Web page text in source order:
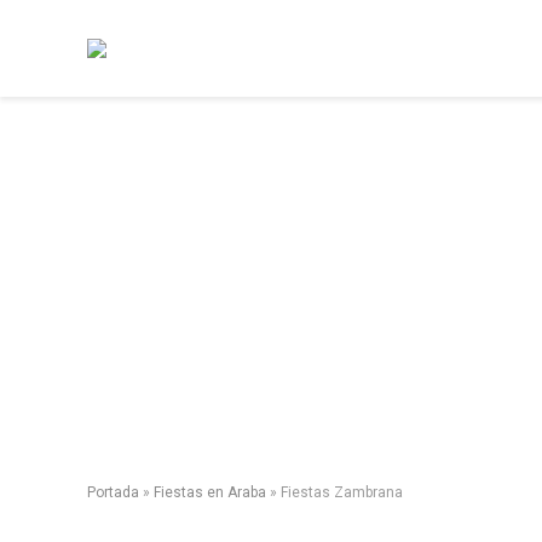
Portada » Fiestas en Araba » Fiestas Zambrana